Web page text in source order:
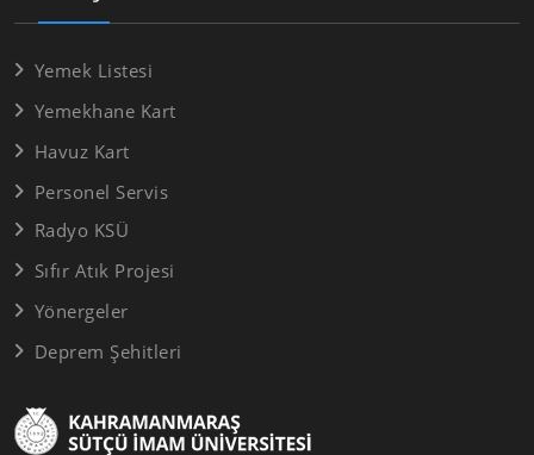
Yemek Listesi
Yemekhane Kart
Havuz Kart
Personel Servis
Radyo KSÜ
Sıfır Atık Projesi
Yönergeler
Deprem Şehitleri